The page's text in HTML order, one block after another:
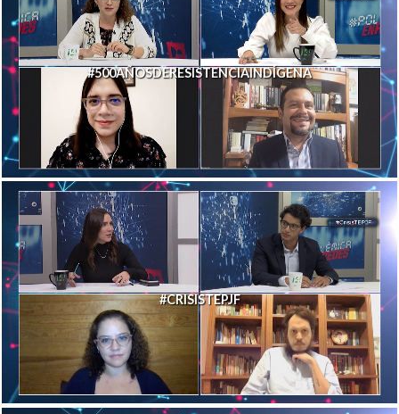
#500AÑOSDERESISTENCIAINDÍGENA
#CRISISTEPJF